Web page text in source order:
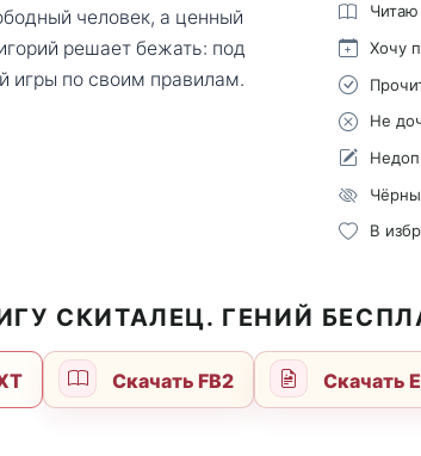
человек, а ценный
решает бежать: под
игры по своим правилам.
Читаю
Хочу
Не
В
СКИТАЛЕЦ. ГЕНИЙ
Скачать FB2 Скачать